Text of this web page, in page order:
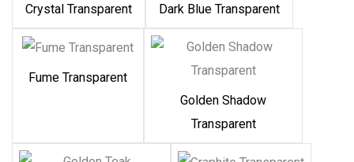
Crystal Transparent Dark Blue Transparent
Fume Transparent
Golden Shadow
Transparent